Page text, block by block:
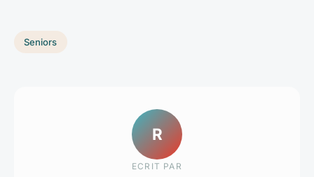
Seniors
R
ECRIT PAR